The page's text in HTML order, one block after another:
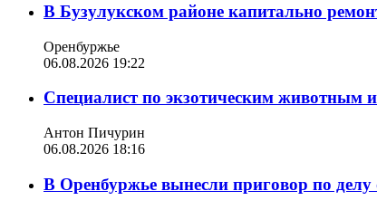
В Бузулукском районе капитально
Оренбуржье
06.08.2026 19:22
Специалист по экзотическим животным
Антон Пичурин
06.08.2026 18:16
В Оренбуржье вынесли приговор по делу